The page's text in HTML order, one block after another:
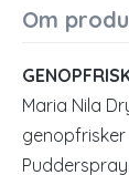
Om
Maria Nila